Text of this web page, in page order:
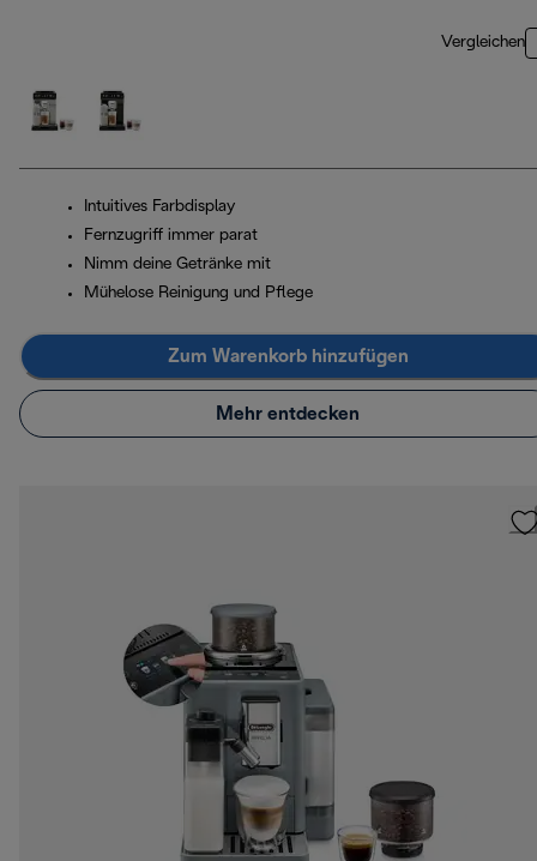
Vergleichen
Intuitives Farbdisplay
Fernzugriff immer parat
Nimm deine Getränke mit
Mühelose Reinigung und Pflege
Zum Warenkorb hinzufügen
Mehr entdecken